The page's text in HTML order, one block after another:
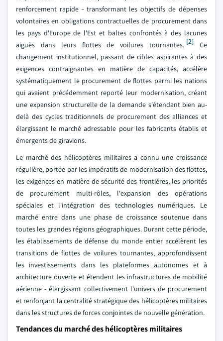
renforcement rapide - transformant les objectifs de dépenses
volontaires en obligations contractuelles de procurement dans
les pays d'Europe de l'Est et baltes confrontés à des lacunes
aiguës dans leurs flottes de voilures tournantes. [2] Ce
changement institutionnel, passant de cibles aspirantes à des
exigences contraignantes en matière de capacités, accélère
systématiquement le procurement de flottes parmi les nations
qui avaient précédemment reporté leur modernisation, créant
une expansion structurelle de la demande s'étendant bien au-
delà des cycles traditionnels de procurement des alliances et
élargissant le marché adressable pour les fabricants établis et
émergents de giravions.
Le marché des hélicoptères militaires a connu une croissance
régulière, portée par les impératifs de modernisation des flottes,
les exigences en matière de sécurité des frontières, les priorités
de procurement multi-rôles, l'expansion des opérations
spéciales et l'intégration des technologies numériques. Le
marché entre dans une phase de croissance soutenue dans
toutes les grandes régions géographiques. Durant cette période,
les établissements de défense du monde entier accélèrent les
transitions de flottes de voilures tournantes, approfondissent
les investissements dans les plateformes autonomes et à
architecture ouverte et étendent les infrastructures de mobilité
aérienne - élargissant collectivement l'univers de procurement
et renforçant la centralité stratégique des hélicoptères militaires
dans les structures de forces conjointes de nouvelle génération.
Tendances du marché des hélicoptères militaires